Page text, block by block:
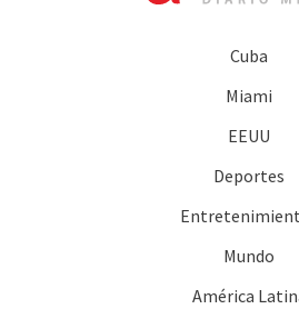
Cuba
Miami
EEUU
Deportes
Mundo
América